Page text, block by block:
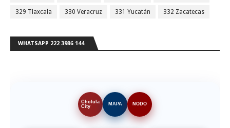
329 Tlaxcala 330 Veracruz 331 Yucatán 332 Zacatecas
WHATSAPP 222 3986 144
Cholula
City
MAPA NODO